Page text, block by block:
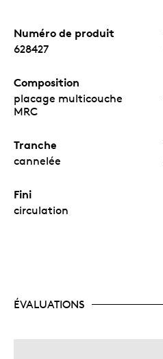
Numéro de produit
628427
Composition
placage multicouche
MRC
Tranche
cannelée
Fini
circulation
ÉVALUATIONS